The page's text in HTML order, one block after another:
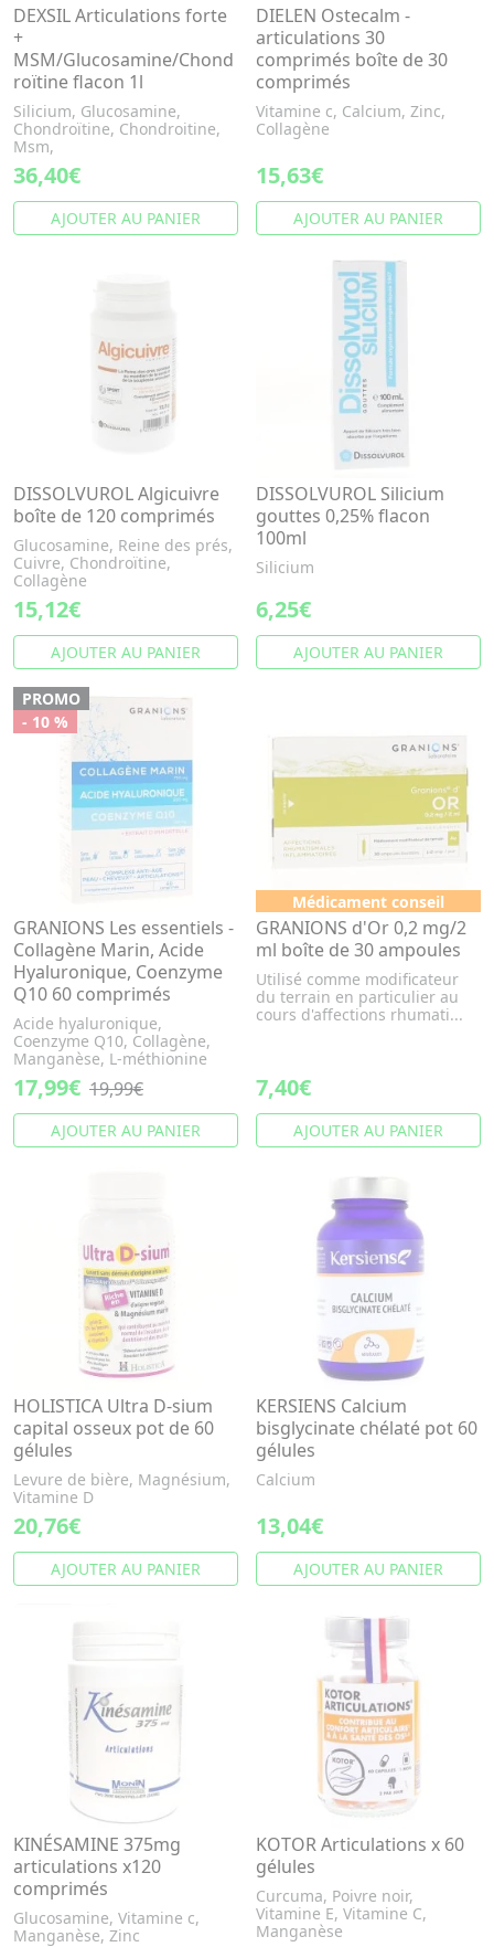
DEXSIL Articulations forte
+
MSM/Glucosamine/Chond
roïtine flacon 1l
Silicium, Glucosamine,
Chondroïtine, Chondroitine,
Msm,
36,40€
AJOUTER AU PANIER
DIELEN Ostecalm -
articulations 30
comprimés boîte de 30
comprimés
Vitamine c, Calcium, Zinc,
Collagène
15,63€
AJOUTER AU PANIER
DISSOLVUROL Algicuivre
boîte de 120 comprimés
Glucosamine, Reine des prés,
Cuivre, Chondroïtine,
Collagène
15,12€
AJOUTER AU PANIER
DISSOLVUROL Silicium
gouttes 0,25% flacon
100ml
Silicium
6,25€
AJOUTER AU PANIER
PROMO
- 10 %
GRANIONS Les essentiels -
Collagène Marin, Acide
Hyaluronique, Coenzyme
Q10 60 comprimés
Acide hyaluronique,
Coenzyme Q10, Collagène,
Manganèse, L-méthionine
17,99€ 19,99€
AJOUTER AU PANIER
Médicament conseil
GRANIONS d'Or 0,2 mg/2
ml boîte de 30 ampoules
Utilisé comme modificateur
du terrain en particulier au
cours d'affections rhumati...
7,40€
AJOUTER AU PANIER
HOLISTICA Ultra D-sium
capital osseux pot de 60
gélules
Levure de bière, Magnésium,
Vitamine D
20,76€
AJOUTER AU PANIER
KERSIENS Calcium
bisglycinate chélaté pot 60
gélules
Calcium
13,04€
AJOUTER AU PANIER
KINÉSAMINE 375mg
articulations x120
comprimés
Glucosamine, Vitamine c,
Manganèse, Zinc
KOTOR Articulations x 60
gélules
Curcuma, Poivre noir,
Vitamine E, Vitamine C,
Manganèse